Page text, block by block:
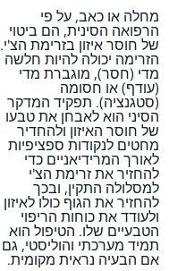
מחלה או כאב, על פי
הרפואה הסינית, הם ביטוי
של חוסר איזון בזרימת הצ'י.
הזרימה יכולה להיות חלשה
מדי (חסר), מוגברת מדי
(עודף) או חסומה
(סטגנציה). תפקיד המדקר
הסיני הוא לאבחן את טבעו
של חוסר האיזון ולהחדיר
מחטים לנקודות ספציפיות
לאורך המרידיאניים כדי
להחזיר את זרימת הצ'י
למסלולה התקין, ובכך
להחזיר את הגוף כולו לאיזון
ולעודד את כוחות הריפוי
הטבעיים שלו. הטיפול הוא
תמיד מערכתי והוליסטי, גם
אם הבעיה נראית מקומית.